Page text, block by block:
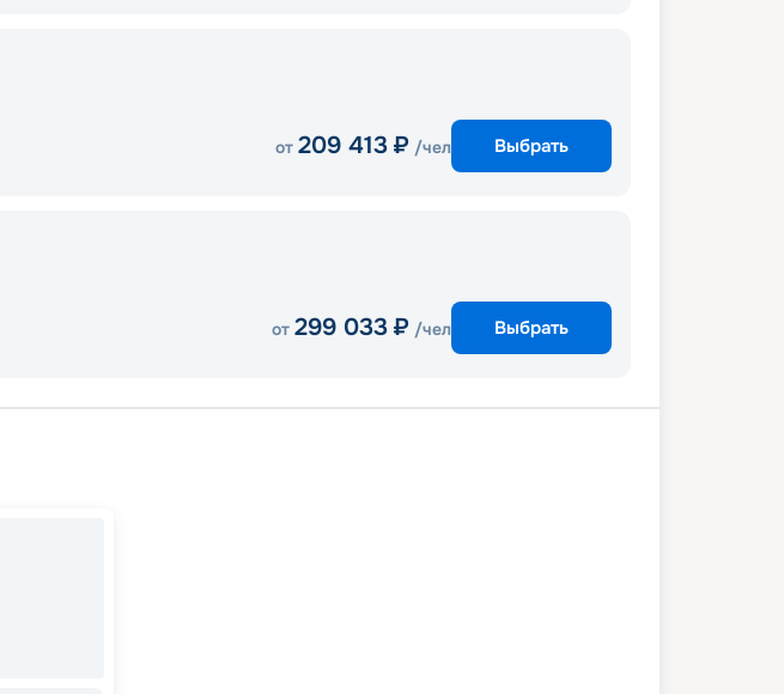
от 209 413 ₽ /чел Выбрать
от 299 033 ₽ /чел Выбрать